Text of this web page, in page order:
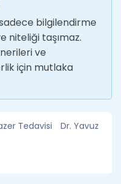
bilgilendirme
niteliği taşımaz.
ve
için mutlaka
Tedavisi
Dr. Yavuz